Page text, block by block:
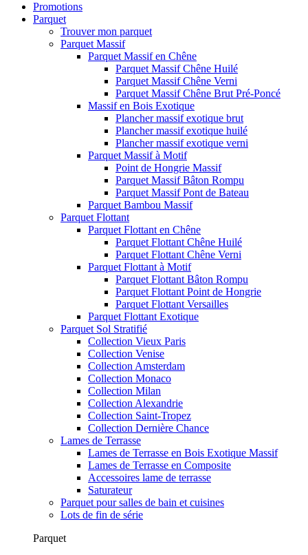
Promotions
Parquet
Trouver mon parquet
Parquet Massif
Parquet Massif en Chêne
Parquet Massif Chêne Huilé
Parquet Massif Chêne Verni
Parquet Massif Chêne Brut Pré-Poncé
Massif en Bois Exotique
Plancher massif exotique brut
Plancher massif exotique huilé
Plancher massif exotique verni
Parquet Massif à Motif
Point de Hongrie Massif
Parquet Massif Bâton Rompu
Parquet Massif Pont de Bateau
Parquet Bambou Massif
Parquet Flottant
Parquet Flottant en Chêne
Parquet Flottant Chêne Huilé
Parquet Flottant Chêne Verni
Parquet Flottant à Motif
Parquet Flottant Bâton Rompu
Parquet Flottant Point de Hongrie
Parquet Flottant Versailles
Parquet Flottant Exotique
Parquet Sol Stratifié
Collection Vieux Paris
Collection Venise
Collection Amsterdam
Collection Monaco
Collection Milan
Collection Alexandrie
Collection Saint-Tropez
Collection Dernière Chance
Lames de Terrasse
Lames de Terrasse en Bois Exotique Massif
Lames de Terrasse en Composite
Accessoires lame de terrasse
Saturateur
Parquet pour salles de bain et cuisines
Lots de fin de série
Parquet